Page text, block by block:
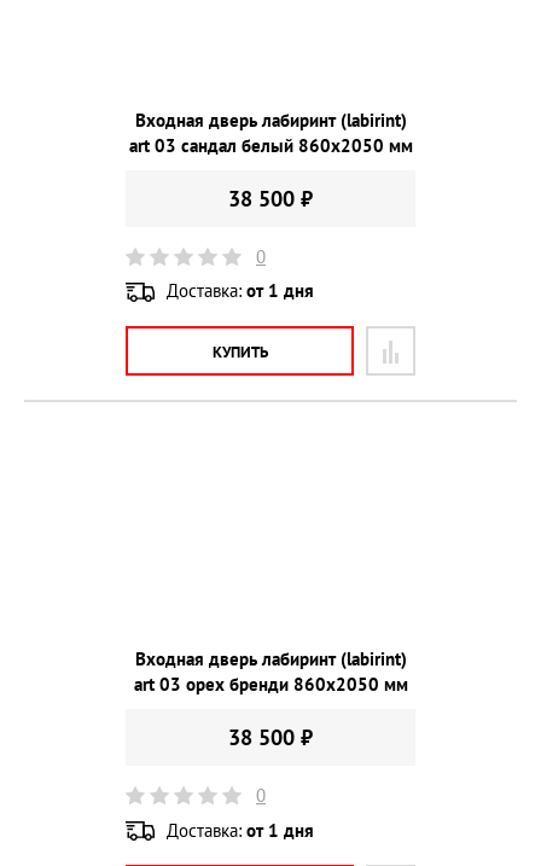
Входная дверь лабиринт (labirint)
art 03 сандал белый 860х2050 мм
38 500 ₽
0
Доставка: от 1 дня
КУПИТЬ
Входная дверь лабиринт (labirint)
art 03 орех бренди 860х2050 мм
38 500 ₽
0
Доставка: от 1 дня